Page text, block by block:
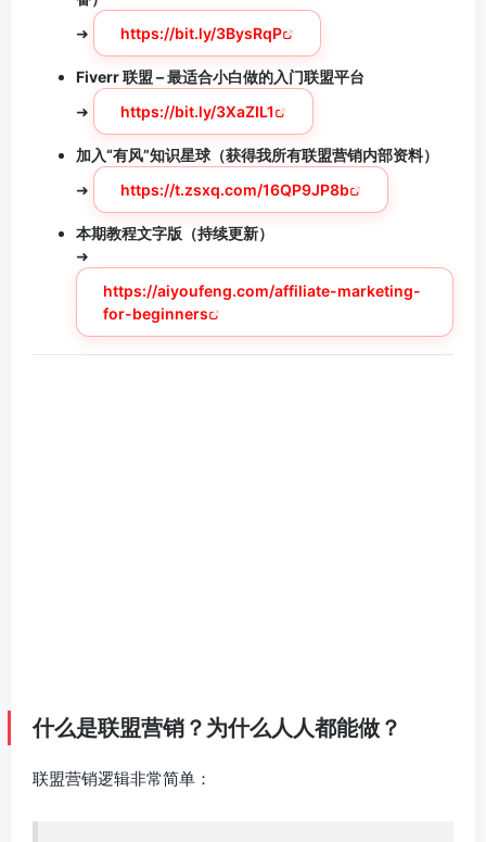
➜
https://bit.ly/3BysRqP
Fiverr 联盟 – 最适合小白做的入门联盟平台
➜
https://bit.ly/3XaZIL1
加入“有风”知识星球（获得我所有联盟营销内部资料）
➜
https://t.zsxq.com/16QP9JP8b
本期教程文字版（持续更新）
➜
https://aiyoufeng.com/affiliate-marketing-
for-beginners
什么是联盟营销？为什么人人都能做？
联盟营销逻辑非常简单：